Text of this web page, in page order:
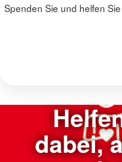
Spenden Sie und helfen
dabei,